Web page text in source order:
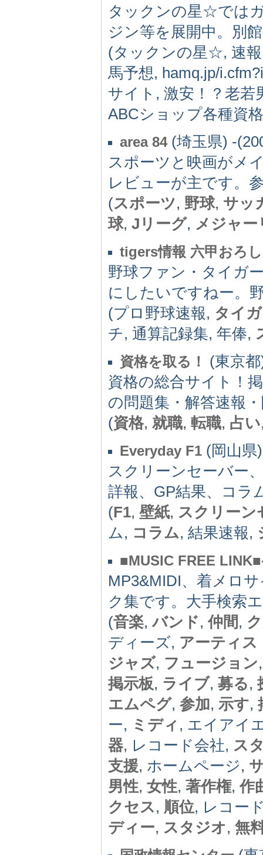
タックンの星☆では
ジン等を展開中。別
(タックンの星☆, 速
馬予想, hamq.jp/
サイト, 激安！？老若
ABCショップ各種資
area 84(埼玉県) -
スポーツと映画がメ
レビューが主です。
(スポーツ, 野球, サッ
球, Jリーグ, メジャー
tigers情報 六甲おろ
野球ファン・タイガ
にしたいですねー。
(プロ野球速報, タイ
チ, 通算記録集, 年俸,
資格を取る！
(東京
資格の総合サイト！
の問題集・解答速報
(資格, 就職, 転職, 占い
Everyday F1 (岡山県
スクリーンセーバー
詳報、GP結果、コラ
(F1, 壁紙, スクリーン
ム, コラム, 結果速報,
■MUSIC FREE
MP3&MIDI、着メロ
ク集です。大手検索
(音楽,バンド,仲間 ,
ディーズ, アーティス
ジャズ, フュージョン
掲示板, ライブ, 募る,
エムペグ, 参加, 示す,
ー, ミディ , エイアイ
器, レコード会社, ス
支援, ホームページ,
男性, 女性, 著作権,作
クセス, 順位, レコー
ディー, スタジオ, 無